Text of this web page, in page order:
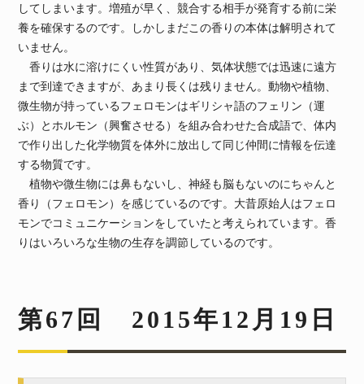
してしまいます。増殖が早く、競合する相手が発育する前に栄
養を確保するのです。しかしまだこの香りの本体は解明されて
いません。
香りは水に溶けにくい性質があり、気体状態では迅速に遠方
まで到達できますが、あまり長くは残りません。動物や植物、
微生物が持っているフェロモンはギリシャ語のフェリン（運
ぶ）とホルモン（興奮させる）を組み合わせた合成語で、体内
で作り出した化学物質を体外に放出して同じ仲間に情報を伝達
する物質です。
植物や微生物には鼻もないし、神経も脳もないのにちゃんと
香り（フェロモン）を感じているのです。大昔原始人はフェロ
モンでコミュニケーションをしていたと考えられています。香
りはいろいろな生物の生存を調節しているのです。
第67回 2015年12月19日